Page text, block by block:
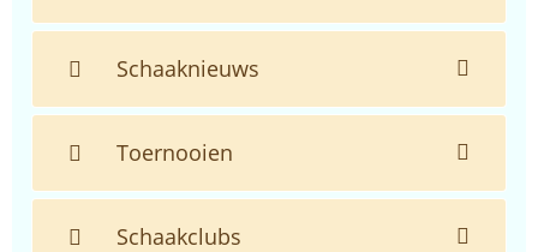
Schaaknieuws
Toernooien
Schaakclubs